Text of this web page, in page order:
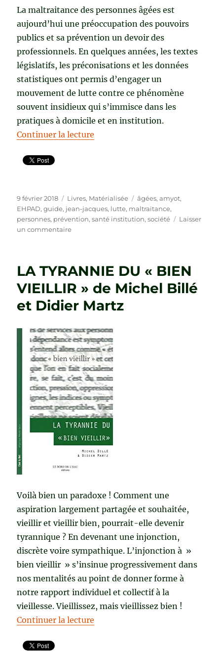
La maltraitance des personnes âgées est
aujourd’hui une préoccupation des pouvoirs
publics et sa prévention un devoir des
professionnels. En quelques années, les textes
législatifs, les préconisations et les données
statistiques ont permis d’engager un
mouvement de lutte contre ce phénomène
souvent insidieux qui s’immisce dans les
pratiques à domicile et en institution.
Continuer la lecture
Publié
le
9 février 2018 Catégories
Livres, Matérialisée Étiquettes
âgées,amyot,
EHPAD,guide, jean-jacques, lutte, maltraitance,
personnes, prévention,santé institution,société
Laisser
un commentairesur
PRÉVENTION
DE
LA
LUTTE
LA
MALTRAITANCE
DES
PERSONNES
ÂGÉES
de
Jean-
Jacques
Amyot
LA TYRANNIE DU « BIEN
VIEILLIR » de Michel Billé
et Didier Martz
Voilà bien un paradoxe ! Comment une
aspiration largement partagée et souhaitée,
vieillir et vieillir bien, pourrait-elle devenir
tyrannique ? En devenant une injonction,
discrète voire sympathique. L’injonction à »
bien vieillir » s’insinue progressivement dans
nos mentalités au point de donner forme à
notre rapport individuel et collectif à la
vieillesse. Vieillissez, mais vieillissez bien !
Continuer la lecture